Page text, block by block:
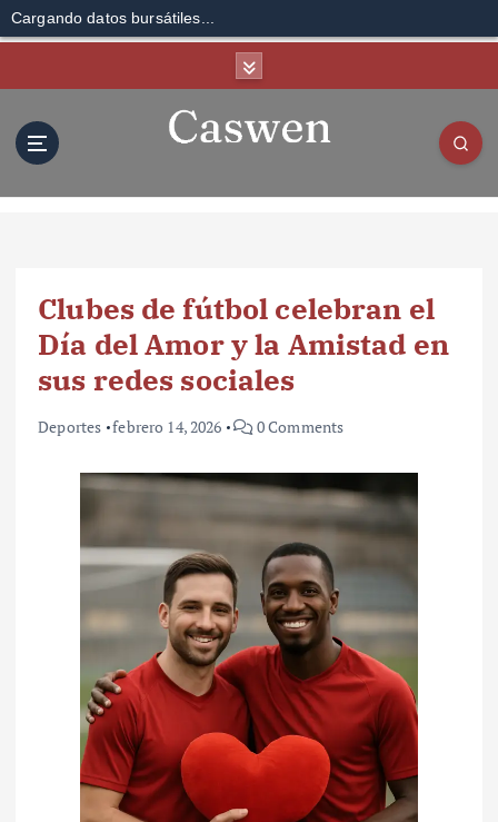
Cargando datos bursátiles...
Clubes de fútbol celebran el
Día del Amor y la Amistad en
sus redes sociales
Deportes febrero 14, 2026 0 Comments